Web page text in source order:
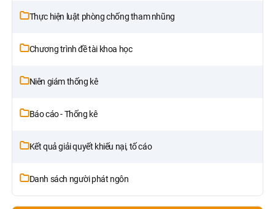
Thực hiện luật phòng chống tham nhũng
Chương trình đề tài khoa học
Niên giám thống kê
Báo cáo - Thống kê
Kết quả giải quyết khiếu nại, tố cáo
Danh sách người phát ngôn